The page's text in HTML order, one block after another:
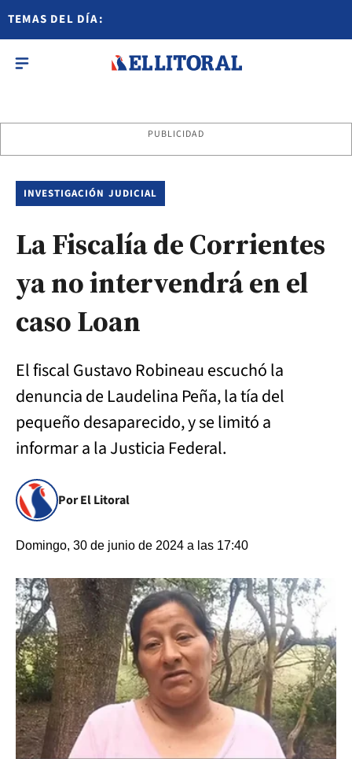
TEMAS DEL DÍA:
PUBLICIDAD
INVESTIGACIÓN JUDICIAL
La Fiscalía de Corrientes
ya no intervendrá en el
caso Loan
El fiscal Gustavo Robineau escuchó la
denuncia de Laudelina Peña, la tía del
pequeño desaparecido, y se limitó a
informar a la Justicia Federal.
Por El Litoral
Domingo, 30 de junio de 2024 a las 17:40